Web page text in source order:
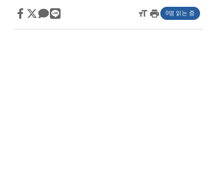
format_sizeprint 0명 읽는 중